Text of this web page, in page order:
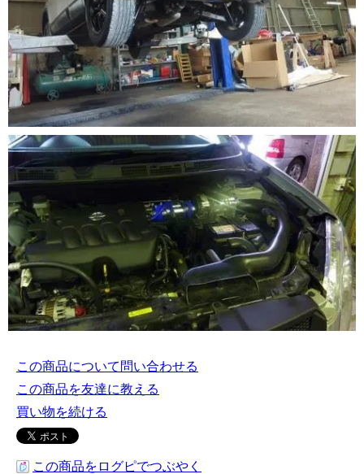
この商品について問い合わせる
この商品を友達に教える
買い物を続ける
この商品をログピでつぶやく